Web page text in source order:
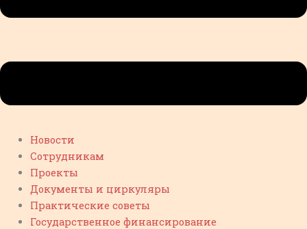
Новости
Сотрудникам
Проекты
Документы и циркуляры
Практические советы
Государственное финансирование